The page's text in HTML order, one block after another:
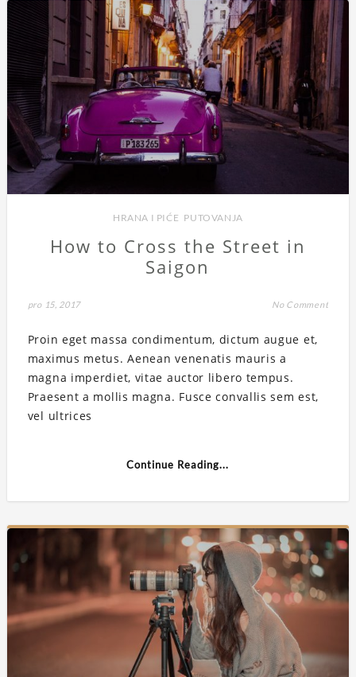
HRANA I PIĆE PUTOVANJA
How to Cross the Street in
Saigon
pro 15, 2017 No Comment
Proin eget massa condimentum, dictum augue et,
maximus metus. Aenean venenatis mauris a
magna imperdiet, vitae auctor libero tempus.
Praesent a mollis magna. Fusce convallis sem est,
vel ultrices
Continue Reading...